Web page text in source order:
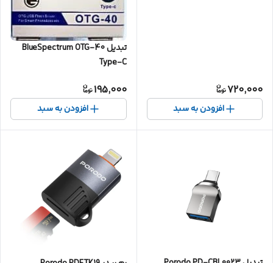
720,000
افزودن به سبد
تبدیل BlueSpectrum OTG-40
Type-C
195,000
افزودن به سبد